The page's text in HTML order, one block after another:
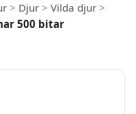
> Djur > Vilda djur >
500 bitar